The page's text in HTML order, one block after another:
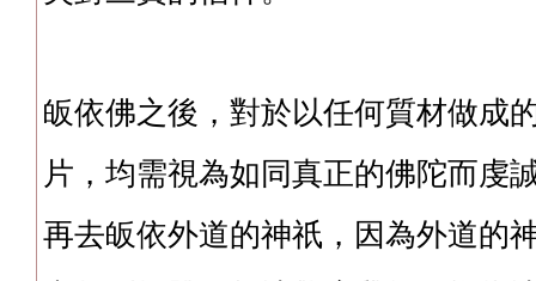
皈依佛之後，對於以任何質材做成
片，均需視為如同真正的佛陀而虔
再去皈依外道的神祇，因為外道的